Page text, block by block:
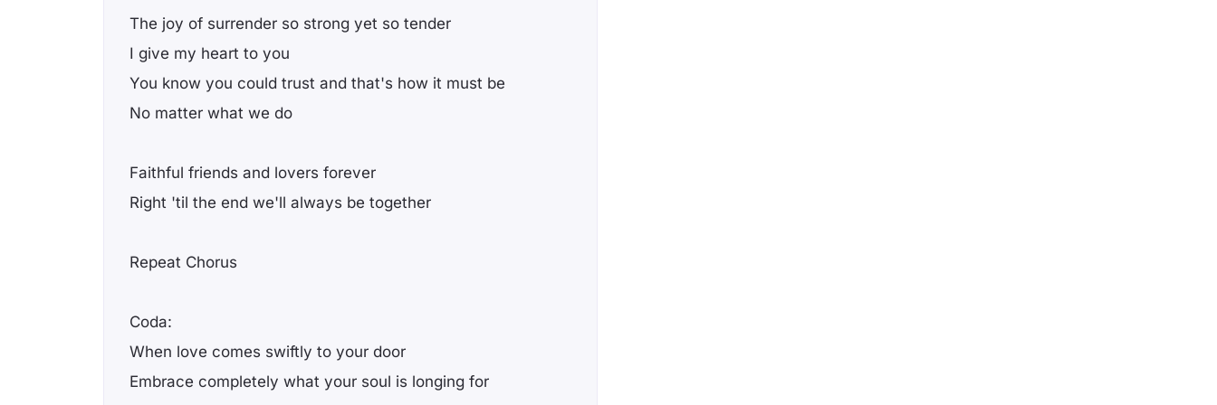
The joy of surrender so strong yet so tender
I give my heart to you
You know you could trust and that's how it must be
No matter what we do
Faithful friends and lovers forever
Right 'til the end we'll always be together
Repeat Chorus
Coda:
When love comes swiftly to your door
Embrace completely what your soul is longing for